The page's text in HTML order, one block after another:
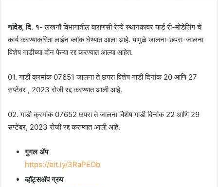
नांदेड, दि. १- लखनौ विभागातील वाराणसी रेल्वे स्थानकावर यार्ड री-मोडेलिंग चे
कार्य करण्याकरिता लाईन ब्लॉक घेण्यात आला आहे. यामुळे जालना-छपरा-जालना
विशेष गाडीच्या दोन फेऱ्या रद्द करण्यात आल्या आहेत.
01. गाडी क्रमांक 07651 जालना ते छपरा विशेष गाडी दिनांक 20 आणि 27
सप्टेंबर , 2023 रोजी रद्द करण्यात आली आहे.
02. गाडी क्रमांक 07652 छपरा ते जालना विशेष गाडी दिनांक 22 आणि 29
सप्टेंबर, 2023 रोजी रद्द करण्यात आली आहे.
गुगल ॲप
https://bit.ly/3RaPEOb
व्हॉट्सॲप ग्रुप